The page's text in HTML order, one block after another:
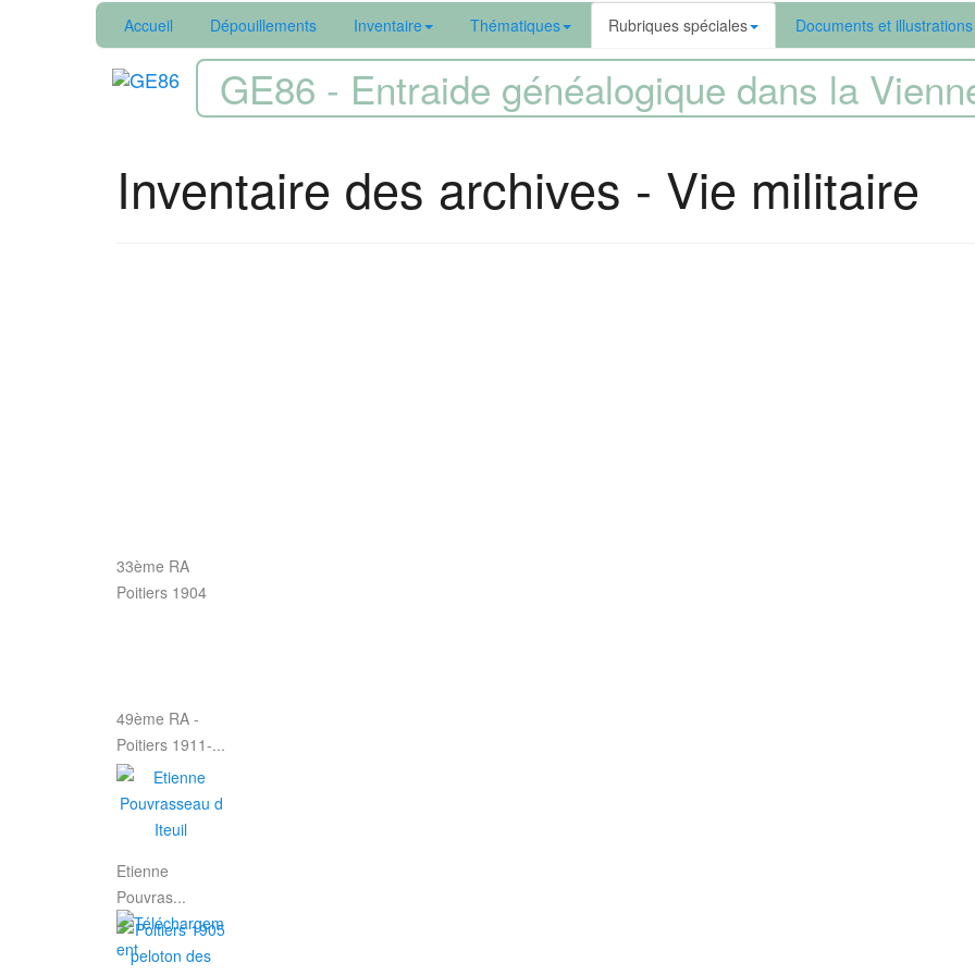
Accueil Dépouillements Inventaire Thématiques Rubriques spéciales Documents et illustrations
GE86 - Entraide généalogique dans la
Inventaire des archives - Vie militaire
33ème RA
Poitiers 1904
49ème RA -
Poitiers 1911-...
Etienne
Pouvras...